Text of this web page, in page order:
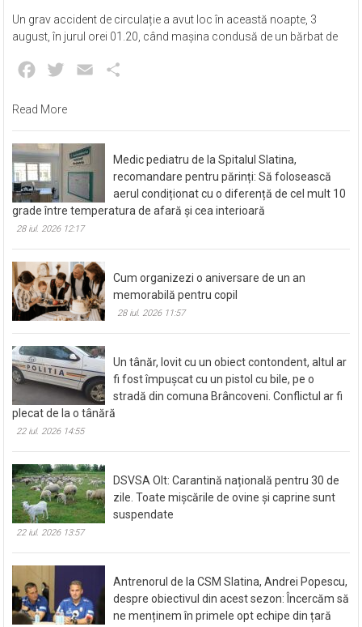
Un grav accident de circulație a avut loc în această noapte, 3
august, în jurul orei 01.20, când mașina condusă de un bărbat de
Facebook
Twitter Email
Read More
Medic pediatru de la Spitalul Slatina,
recomandare pentru părinți: Să folosească
aerul condiționat cu o diferență de cel mult 10
grade între temperatura de afară și cea interioară
28 iul. 2026 12:17
Cum organizezi o aniversare de un an
memorabilă pentru copil
28 iul. 2026 11:57
Un tânăr, lovit cu un obiect contondent, altul ar
fi fost împușcat cu un pistol cu bile, pe o
stradă din comuna Brâncoveni. Conflictul ar fi
plecat de la o tânără
22 iul. 2026 14:55
DSVSA Olt: Carantină națională pentru 30 de
zile. Toate mișcările de ovine și caprine sunt
suspendate
22 iul. 2026 13:57
Antrenorul de la CSM Slatina, Andrei Popescu,
despre obiectivul din acest sezon: Încercăm să
ne menținem în primele opt echipe din țară